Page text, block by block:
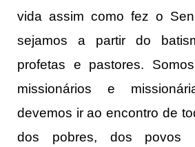
vida assim como fez o
sejamos a partir do
profetas e pastores.
missionários e
devemos ir ao encontro de
dos pobres, dos povos